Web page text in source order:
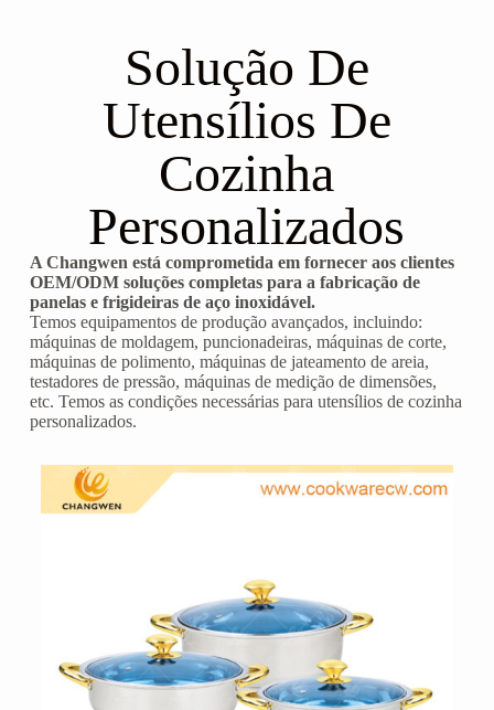
Solução De
Utensílios De
Cozinha
Personalizados
A Changwen está comprometida em fornecer aos clientes
OEM/ODM soluções completas para a fabricação de
panelas e frigideiras de aço inoxidável.
Temos equipamentos de produção avançados, incluindo:
máquinas de moldagem, puncionadeiras, máquinas de corte,
máquinas de polimento, máquinas de jateamento de areia,
testadores de pressão, máquinas de medição de dimensões,
etc. Temos as condições necessárias para utensílios de cozinha
personalizados.